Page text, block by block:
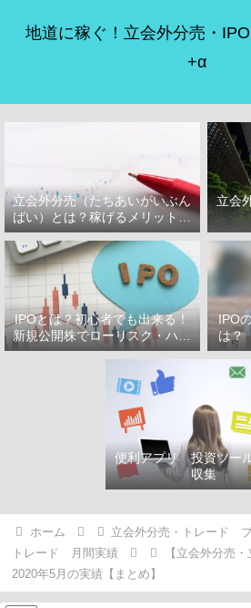
地道に稼ぐ！立会外分売・
+α
立会外分売（たちあいがいぶん
ばい）とは？稼げるメリット・
デメリット
立会
IPOとは？初心者でも出来る！
新規公開株でローリスク・ハイ
リターン投資をはじめよう！
IPO
は？
便利アプリ 投資ツー
収集
ホーム 立会外分売・トレード
トレード 月間実績
【立会外分売
2020年5月の実績【まとめ】